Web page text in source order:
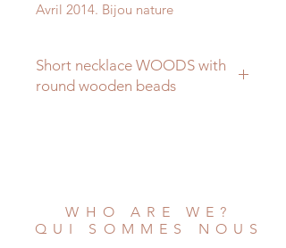
Avril 2014. Bijou nature
Short necklace WOODS with
round wooden beads
A pretty little wooded necklace, you
can
WHO ARE WE?
QUI SOMMES NOUS